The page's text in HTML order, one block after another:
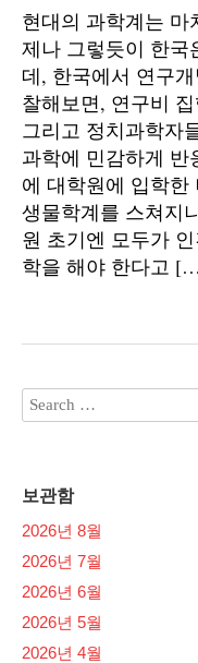
현대의 과학계는 마
제나 그렇듯이 한국
데, 한국에서 연구
찰해보면, 연구비
그리고 정치과학자
과학에 민감하게 반
에 대학원에 입학한
생물학계를 스쳐지
원 초기엔 모두가
학을 해야 한다고
보관함
2026년 8월
2026년 7월
2026년 6월
2026년 5월
2026년 4월